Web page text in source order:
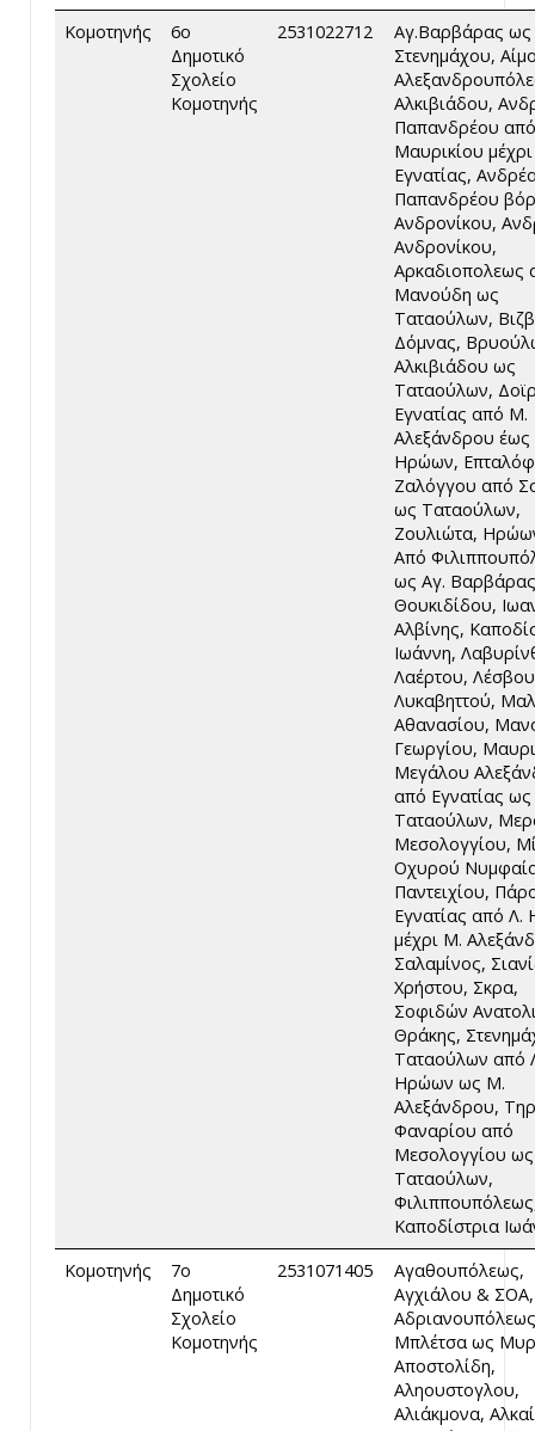
Κομοτηνής
6ο
Δημοτικό
Σχολείο
Κομοτηνής
2531022712
Αγ.Βαρβάρας ως
Στενημάχου,
Αλκιβιάδου,
Παπανδρέου από
Μαυρικίου μέχρι
Εγνατίας,
Παπανδρέου
Ανδρονίκου,
Ανδρονίκου,
Αρκαδιοπολεως
Μανούδη ως
Ταταούλων,
Δόμνας,
Αλκιβιάδου ως
Ταταούλων,
Εγνατίας από Μ.
Αλεξάνδρου έως
Ηρώων,
Ζαλόγγου από
ως Ταταούλων,
Ζουλιώτα,
Από
ως Αγ.
Θουκιδίδου,
Αλβίνης,
Ιωάννη,
Λαέρτου,
Λυκαβηττού,
Αθανασίου,
Γεωργίου,
Μεγάλου
από Εγνατίας ως
Ταταούλων,
Μεσολογγίου,
Οχυρού
Παντειχίου,
Εγνατίας από
μέχρι Μ.
Σαλαμίνος,
Χρήστου, Σκρα,
Σοφιδών
Θράκης,
Ταταούλων από
Ηρώων ως Μ.
Αλεξάνδρου,
Φαναρίου από
Μεσολογγίου ως
Ταταούλων,
Καποδίστρια
Κομοτηνής
7ο
Δημοτικό
Σχολείο
Κομοτηνής
2531071405
Αγαθουπόλεως,
Αγχιάλου & ΣΟΑ,
Μπλέτσα ως
Αποστολίδη,
Αληουστογλου,
Αλιάκμονα,